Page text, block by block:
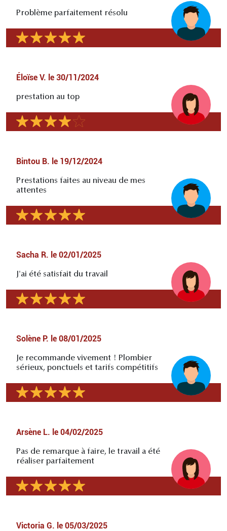
Problème parfaitement résolu
Éloïse V. le 30/11/2024
prestation au top
Bintou B. le 19/12/2024
Prestations faites au niveau de mes
attentes
Sacha R. le 02/01/2025
J'ai été satisfait du travail
Solène P. le 08/01/2025
Je recommande vivement ! Plombier
sérieux, ponctuels et tarifs compétitifs
Arsène L. le 04/02/2025
Pas de remarque à faire, le travail a été
réaliser parfaitement
Victoria G. le 05/03/2025